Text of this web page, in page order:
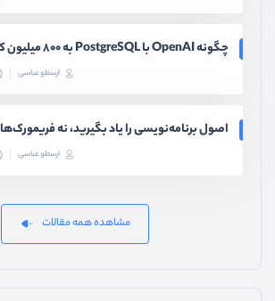
چگونه OpenAI با PostgreSQL به ۸۰۰ میلیون کاربر رسید؟
ارسطو عباسی
اصول برنامه‌نویسی را یاد بگیرید، نه فریمورک‌ها
ارسطو عباسی
مشاهده همه مقالات